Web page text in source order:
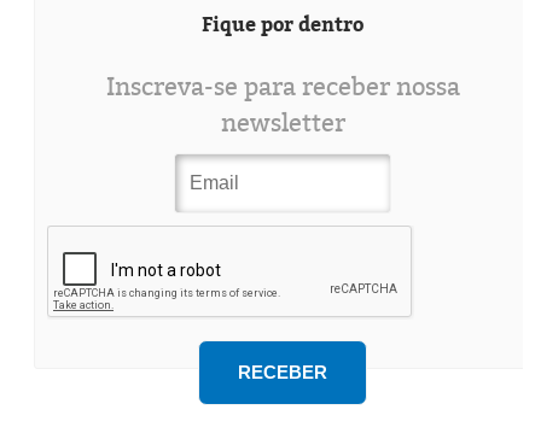
Fique por dentro
Inscreva-se para receber nossa
newsletter